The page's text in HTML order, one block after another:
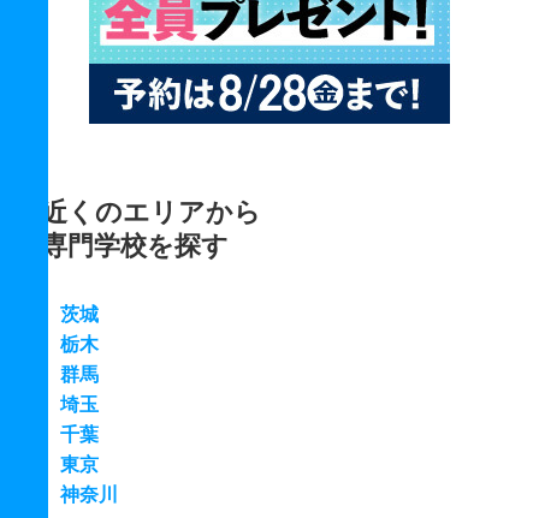
近くのエリアから
専門学校を探す
茨城
栃木
群馬
埼玉
千葉
東京
神奈川